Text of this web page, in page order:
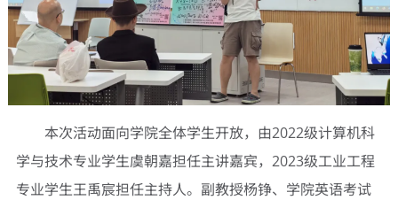
本次活动面向学院全体学生开放，由2022级计算机科
学与技术专业学生虞朝嘉担任主讲嘉宾，2023级工业工程
专业学生王禹宸担任主持人。副教授杨铮、学院英语考试